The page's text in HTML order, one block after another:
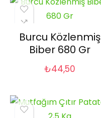
Burcu Közlenmiş
Biber 680 Gr
₺44,50